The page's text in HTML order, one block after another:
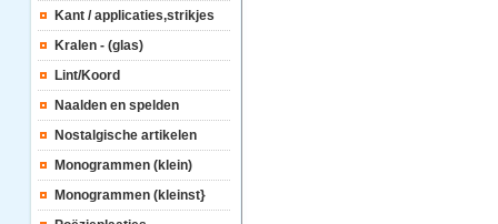
Kant / applicaties,strikjes
Kralen - (glas)
Lint/Koord
Naalden en spelden
Nostalgische artikelen
Monogrammen (klein)
Monogrammen (kleinst}